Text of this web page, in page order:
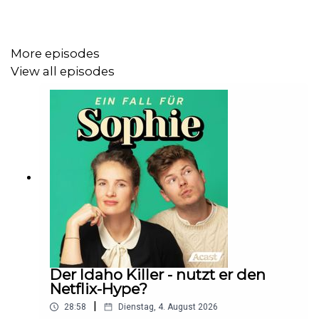
More episodes
View all episodes
Der Idaho Killer - nutzt er den
Netflix-Hype?
28:58 | Dienstag, 4. August 2026